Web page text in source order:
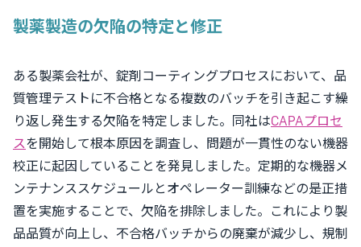
製薬製造の欠陥の特定と修正
ある製薬会社が、錠剤コーティングプロセスにおいて、品
質管理テストに不合格となる複数のバッチを引き起こす繰
り返し発生する欠陥を特定しました。同社はCAPAプロセ
スを開始して根本原因を調査し、問題が一貫性のない機器
校正に起因していることを発見しました。定期的な機器メ
ンテナンススケジュールとオペレーター訓練などの是正措
置を実施することで、欠陥を排除しました。これにより製
品品質が向上し、不合格バッチからの廃棄が減少し、規制